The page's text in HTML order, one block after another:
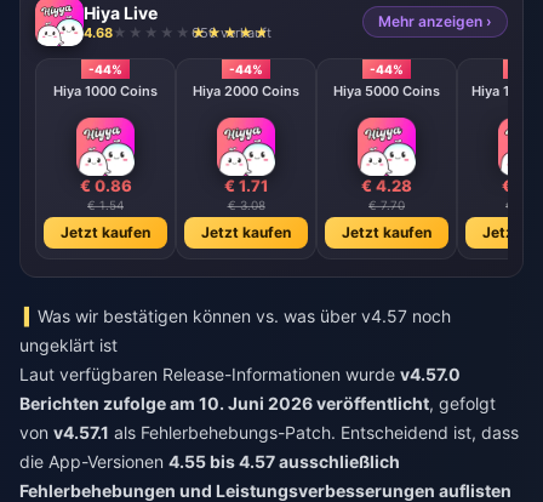
Hiya Live
4.68 650 verkauft
Mehr anzeigen ›
-44%
Hiya 1000 Coins
€ 0.86
€ 1.54
Jetzt kaufen
-44%
Hiya 2000 Coins
€ 1.71
€ 3.08
Jetzt kaufen
-44%
Hiya 5000 Coins
€ 4.28
€ 7.70
Jetzt kaufen
Hiya
€
€
Jetzt
Was wir bestätigen können vs. was über v4.57 noch
ungeklärt ist
Laut verfügbaren Release-Informationen wurde v4.57.0
Berichten zufolge am 10. Juni 2026 veröffentlicht, gefolgt
von v4.57.1 als Fehlerbehebungs-Patch. Entscheidend ist, dass
die App-Versionen 4.55 bis 4.57 ausschließlich
Fehlerbehebungen und Leistungsverbesserungen auflisten